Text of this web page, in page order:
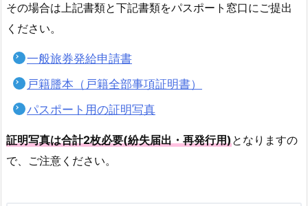
ポ
ー
の
再
行
は
ど
こ
その場合は上記書類と下記書類をパスポート窓口にご提出
ください。
一般旅券発給申請書
戸籍謄本（戸籍全部事項証明書）
パスポート用の証明写真
証明写真は合計2枚必要(紛失届出・再発行用)となりますの
で、ご注意ください。